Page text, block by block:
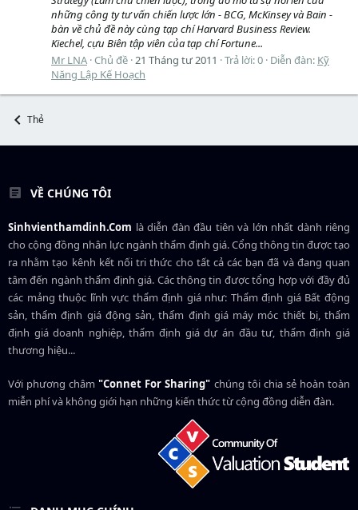
những công ty tư vấn chiến lược lớn - BCG, McKinsey và Bain -
bàn về chủ đề này cùng tạp chí Harvard Business Review.
Kiechel, cựu Biên tập viên của tạp chí Fortune...
Mr LNA Chủ đề 21 Tháng tư 2011 Trả lời: 0 Diễn đàn: Kỹ
Năng Lập Kế Hoạch
Thẻ
VỀ CHÚNG TÔI
Sinhvienthamdinh.Com là diễn đàn đầu tiên và lớn nhất dành riêng
cho cộng đồng nhân lực ngànhthẩm định giá. Cổng thông tin được tạo
ra nhằm tạo kênh kết nối tri thức cho tất cả các bạn đã và đang quan
tâm đến ngành thẩm định giá. Các thông tin được tổng hợp với đầy đủ
các mảng thuộc lĩnh vực thẩm định giá như: Thẩm định giá Bất động
sản, thẩm định giá động sản, thẩm định giá máy móc thiết bị, thẩm
định giá doanh nghiệp, thẩm định giá dự án đầu tư, thẩm định giá
thương hiệu...
Với phương châm"Connet For Sharing" chúng tôi chia sẻ hoàn toàn
miễn phí và không giới hạn những kiến thức từ cộng đồng diễn đàn.